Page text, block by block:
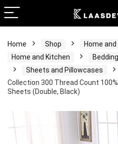
Home Shop
Home and
Home and Kitchen
Sheets and Pillowcases
Collection 300 Thread Count
Sheets (Double, Black)